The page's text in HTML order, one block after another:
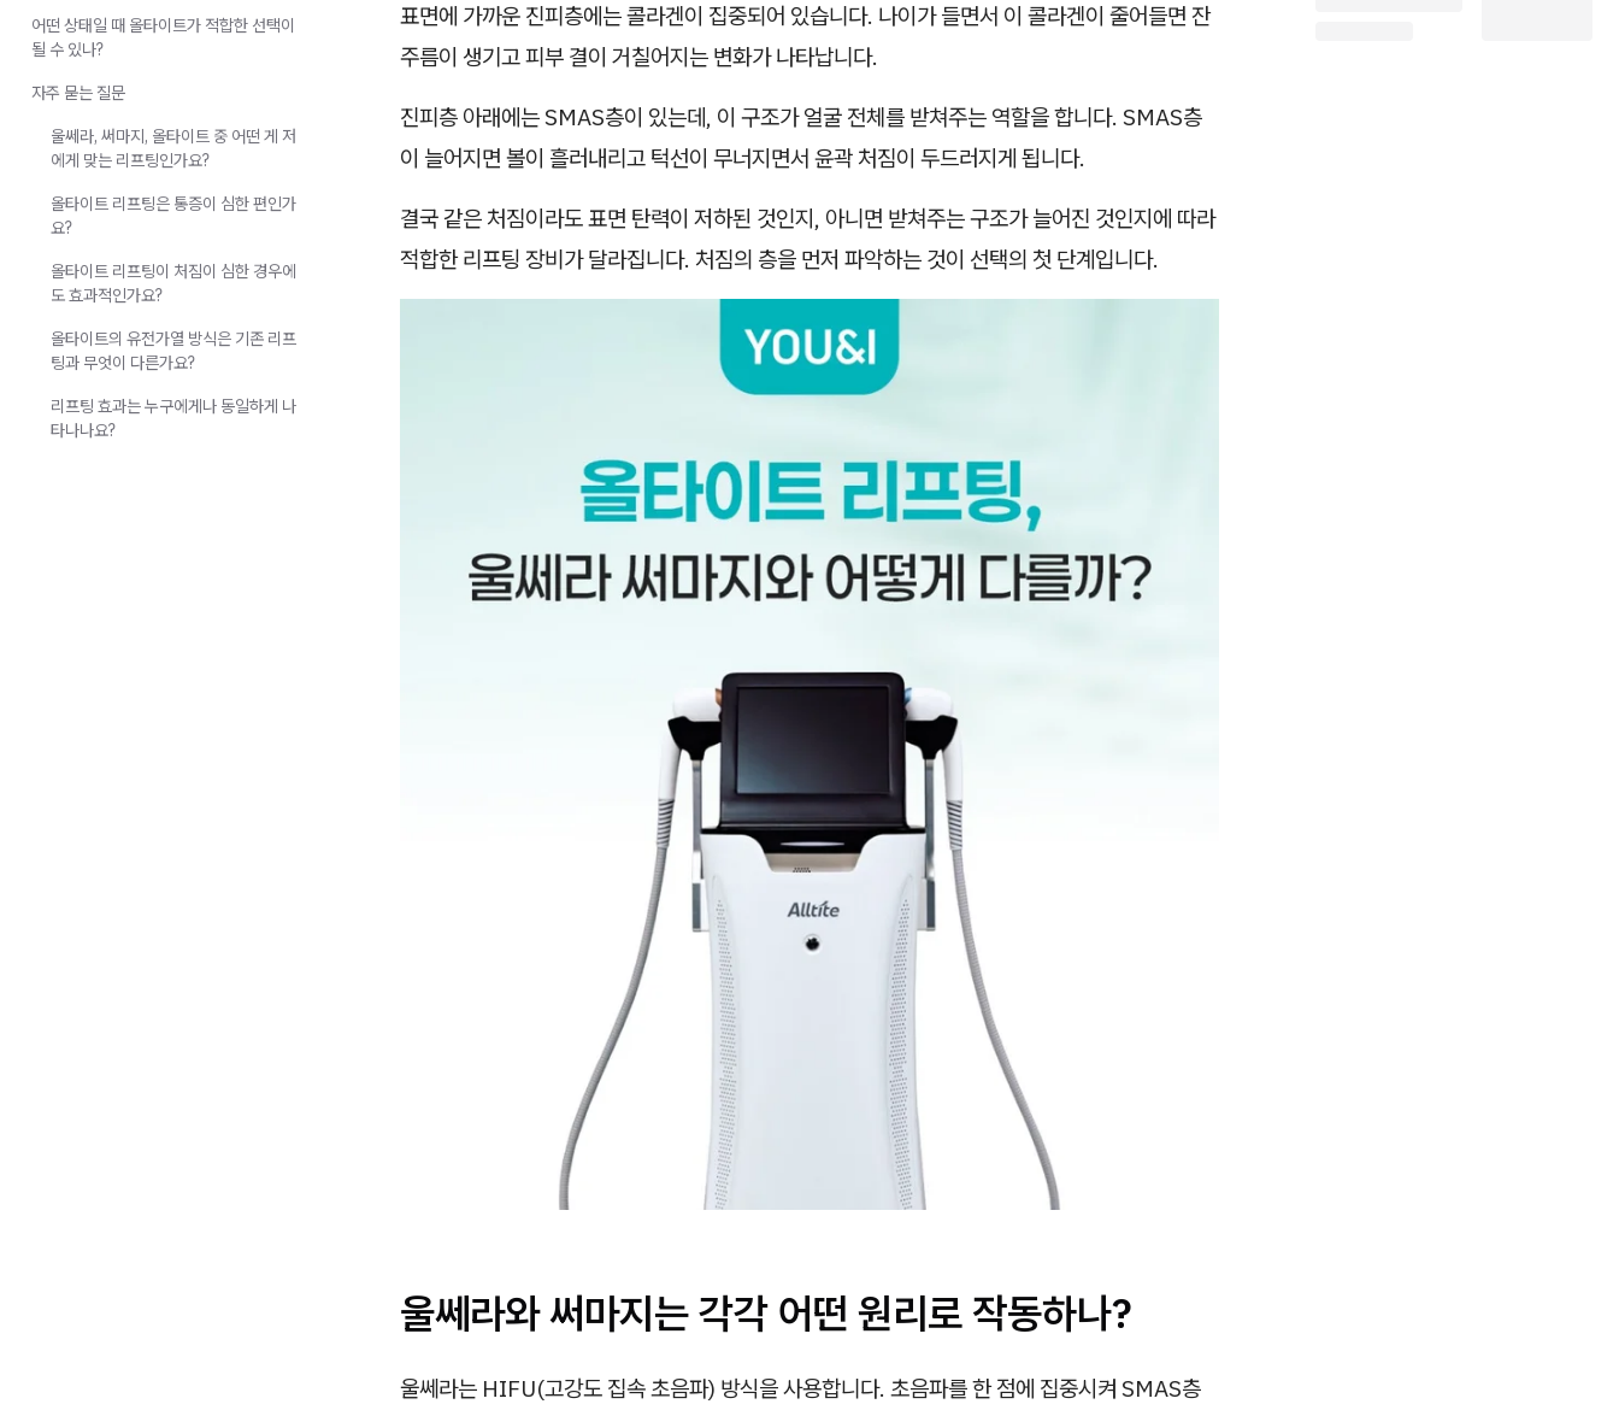
표면에 가까운 진피층에는 콜라겐이 집중되어 있습니다. 나이가 들면서 이 콜라겐이 줄어들면 잔
주름이 생기고 피부 결이 거칠어지는 변화가 나타납니다.
진피층 아래에는 SMAS층이 있는데, 이 구조가 얼굴 전체를 받쳐주는 역할을 합니다. SMAS층
이 늘어지면 볼이 흘러내리고 턱선이 무너지면서 윤곽 처짐이 두드러지게 됩니다.
결국 같은 처짐이라도 표면 탄력이 저하된 것인지, 아니면 받쳐주는 구조가 늘어진 것인지에 따라
적합한 리프팅 장비가 달라집니다. 처짐의 층을 먼저 파악하는 것이 선택의 첫 단계입니다.
울쎄라와 써마지는 각각 어떤 원리로 작동하나?
울쎄라는 HIFU(고강도 집속 초음파) 방식을 사용합니다. 초음파를 한 점에 집중시켜 SMAS층
어떤 상태일 때 올타이트가 적합한 선택이
될 수 있나?
자주 묻는 질문
울쎄라, 써마지, 올타이트 중 어떤 게 저
에게 맞는 리프팅인가요?
올타이트 리프팅은 통증이 심한 편인가
요?
올타이트 리프팅이 처짐이 심한 경우에
도 효과적인가요?
올타이트의 유전가열 방식은 기존 리프
팅과 무엇이 다른가요?
리프팅 효과는 누구에게나 동일하게 나
타나나요?